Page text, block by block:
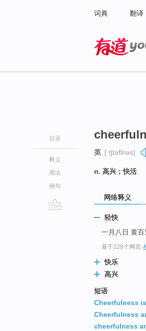
词典 翻译
目录
释义
用法
例句
英 [ˈtʃɪəflnəs]
n. 高兴；快活
网络释义
轻快
一月八日 黄
基于228个网页-
快乐
高兴
短语
Cheerfulness
Cheerfulness
cheerfulness